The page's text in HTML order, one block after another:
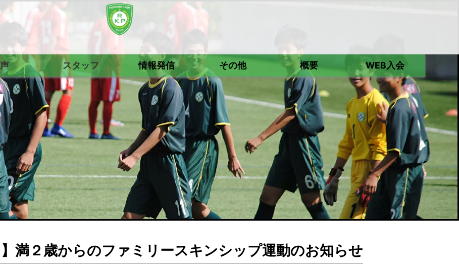
声 スタッフ 情報発信 その他 概要 WEB入会
】満２歳からのファミリースキンシップ運動のお知らせ